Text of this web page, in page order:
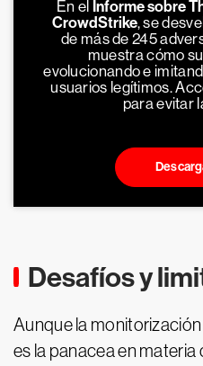
En el Informe sobre
CrowdStrike, se
de más de 245
muestra cómo
evolucionando e
usuarios legítimos.
para evitar
Desafíos y
Aunque la
es la panacea en materia